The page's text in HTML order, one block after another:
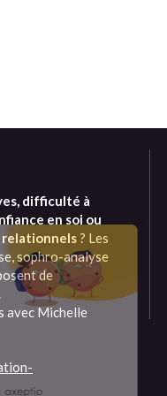
à l'analyse
de
vous ?
certifiés par
difficulté à
en soi ou
relationnels? Les
sophro-analyse
de
avec Michelle